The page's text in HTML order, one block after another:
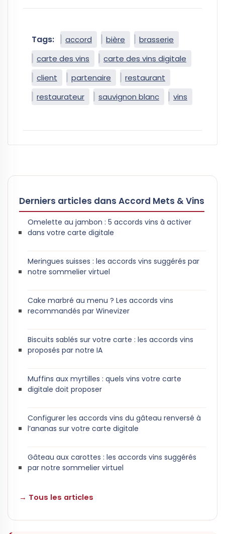
Tags: accord bière
brasserie
carte des vins
carte des vins digitale
client
partenaire
restaurant
restaurateur
sauvignon blanc vins
Derniers articles dans Accord Mets & Vins
Omelette au jambon : 5 accords vins à activer
dans votre carte digitale
Meringues suisses : les accords vins suggérés par
notre sommelier virtuel
Cake marbré au menu ? Les accords vins
recommandés par Winevizer
Biscuits sablés sur votre carte : les accords vins
proposés par notre IA
Muffins aux myrtilles : quels vins votre carte
digitale doit proposer
Configurer les accords vins du gâteau renversé à
l’ananas sur votre carte digitale
Gâteau aux carottes : les accords vins suggérés
par notre sommelier virtuel
→ Tous les articles